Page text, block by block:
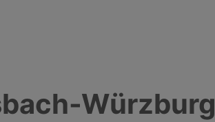
Würzburg